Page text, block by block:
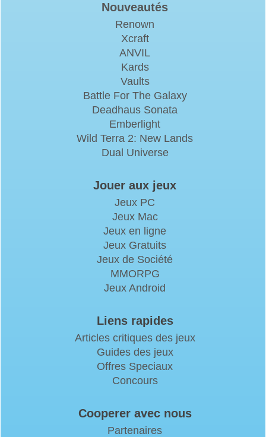
Nouveautés
Renown
Xcraft
ANVIL
Kards
Vaults
Battle For The Galaxy
Deadhaus Sonata
Emberlight
Wild Terra 2: New Lands
Dual Universe
Jouer aux jeux
Jeux PC
Jeux Mac
Jeux en ligne
Jeux Gratuits
Jeux de Société
MMORPG
Jeux Android
Liens rapides
Articles critiques des jeux
Guides des jeux
Offres Speciaux
Concours
Cooperer avec nous
Partenaires